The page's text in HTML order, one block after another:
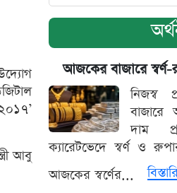
আবু
আজকের বাজারে
নিজস্ব
দাম
ক্যারেটভেদে স্বর্ণ ও
আজকের স্বর্ণের...